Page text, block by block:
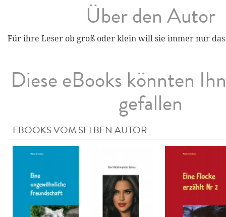
Über den Autor
Für ihre Leser ob groß oder klein will sie immer nur das
Diese eBooks könnten
gefallen
EBOOKS VOM SELBEN AUTOR